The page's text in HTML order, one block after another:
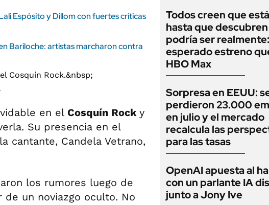
Espósito y Dillom con fuertes críticas
Bariloche: artistas marcharon contra
en el Cosquín Rock y
Su presencia en el
cantante, Candela Vetrano,
los rumores luego de
un noviazgo oculto. No
Todos creen que
hasta que
podría ser
esperado estreno
HBO Max
Sorpresa en EEUU:
perdieron 23.000
en julio y el mercado
recalcula las
para las tasas
OpenAI apuesta al
con un parlante IA
junto a Jony Ive